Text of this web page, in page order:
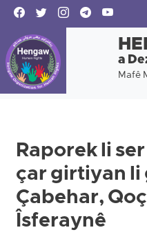
a
Mafê
Raporek li
çar girtiyan
Çabehar,
Îsferaynê